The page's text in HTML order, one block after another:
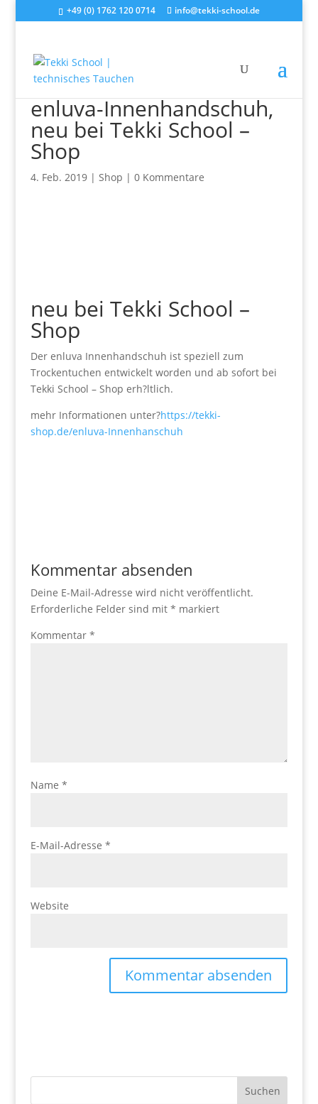
+49 (0) 1762 120 0714 info@tekki-school.de
enluva-Innenhandschuh,
neu bei Tekki School –
Shop
4. Feb. 2019| Shop | 0 Kommentare
neu bei Tekki School –
Shop
Der enluva Innenhandschuh ist speziell zum
Trockentuchen entwickelt worden und ab sofort bei
Tekki School – Shop erh?ltlich.
mehr Informationen unter?https://tekki-
shop.de/enluva-Innenhanschuh
Kommentar absenden
Deine E-Mail-Adresse wird nicht veröffentlicht.
Erforderliche Felder sind mit * markiert
Kommentar *
Name *
E-Mail-Adresse *
Website